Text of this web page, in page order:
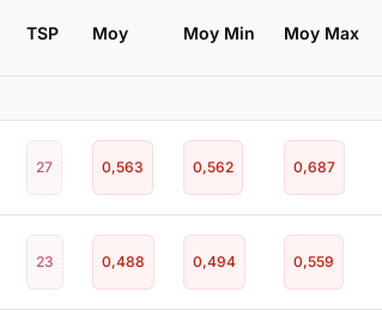
TSP Moy Moy Min Moy Max
27 0,563 0,562 0,687
23 0,488 0,494 0,559